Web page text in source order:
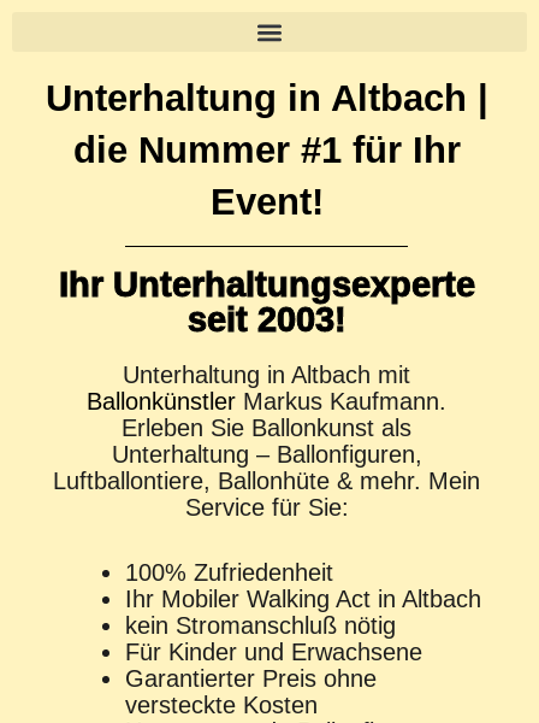
Unterhaltung in Altbach |
die Nummer #1 für Ihr
Event!
Ihr Unterhaltungsexperte
seit 2003!
Unterhaltung in Altbach mit
Ballonkünstler Markus Kaufmann.
Erleben Sie Ballonkunst als
Unterhaltung – Ballonfiguren,
Luftballontiere, Ballonhüte & mehr. Mein
Service für Sie:
100% Zufriedenheit
Ihr Mobiler Walking Act in Altbach
kein Stromanschluß nötig
Für Kinder und Erwachsene
Garantierter Preis ohne
versteckte Kosten